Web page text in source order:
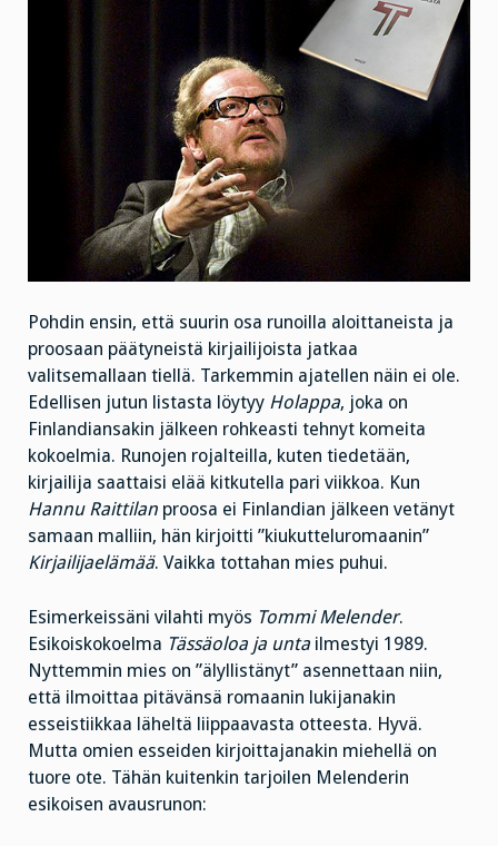
Pohdin ensin, että suurin osa runoilla aloittaneista ja
proosaan päätyneistä kirjailijoista jatkaa
valitsemallaan tiellä. Tarkemmin ajatellen näin ei ole.
Edellisen jutun listasta löytyy Holappa, joka on
Finlandiansakin jälkeen rohkeasti tehnyt komeita
kokoelmia. Runojen rojalteilla, kuten tiedetään,
kirjailija saattaisi elää kitkutella pari viikkoa. Kun
Hannu Raittilan proosa ei Finlandian jälkeen vetänyt
samaan malliin, hän kirjoitti ”kiukutteluromaanin”
Kirjailijaelämää. Vaikka tottahan mies puhui.
Esimerkeissäni vilahti myös Tommi Melender.
Esikoiskokoelma Tässäoloa ja unta ilmestyi 1989.
Nyttemmin mies on ”älyllistänyt” asennettaan niin,
että ilmoittaa pitävänsä romaanin lukijanakin
esseistiikkaa läheltä liippaavasta otteesta. Hyvä.
Mutta omien esseiden kirjoittajanakin miehellä on
tuore ote. Tähän kuitenkin tarjoilen Melenderin
esikoisen avausrunon: